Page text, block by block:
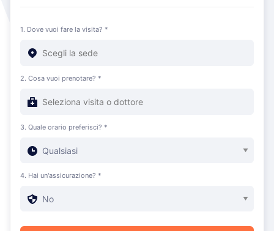
1. Dove vuoi fare la visita? *
2. Cosa vuoi prenotare? *
3. Quale orario preferisci? *
4. Hai un'assicurazione? *